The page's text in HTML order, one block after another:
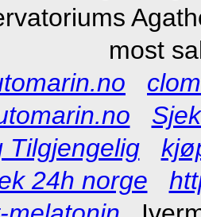
most
Tilgjengelig
24h norge